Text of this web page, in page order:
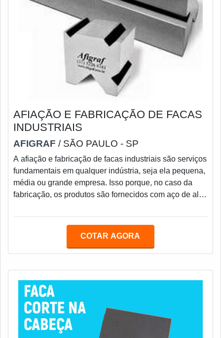
AFIAÇÃO E FABRICAÇÃO DE FACAS
INDUSTRIAIS
AFIGRAF / SÃO PAULO - SP
A afiação e fabricação de facas industriais são serviços
fundamentais em qualquer indústria, seja ela pequena,
média ou grande empresa. Isso porque, no caso da
fabricação, os produtos são fornecidos com aço de alta
perfeito alívio de tensões. Com acabamento retificado,
todos os tipos de guilhotinas, nacionais e importadas.
COTAR AGORA